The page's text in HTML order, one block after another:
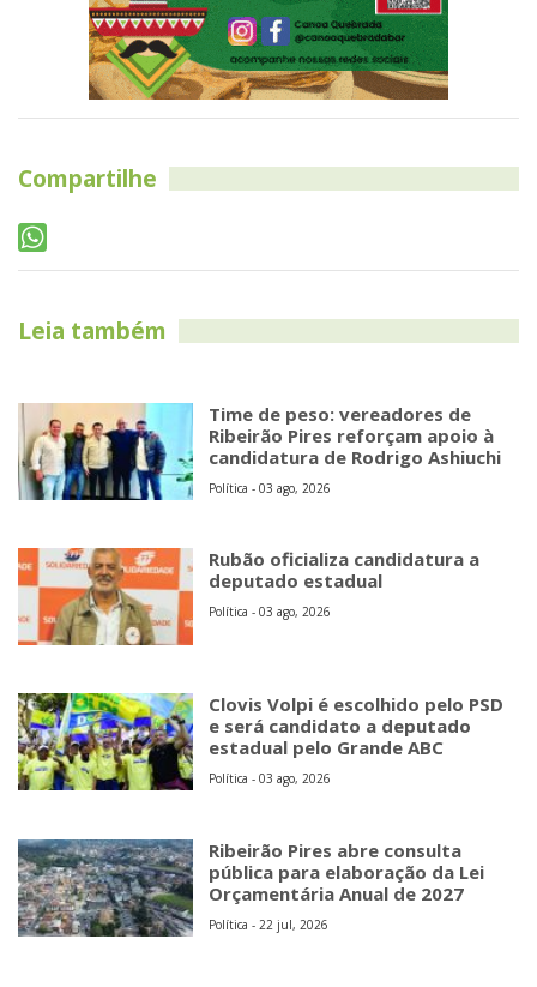
Compartilhe
Leia também
Time de peso: vereadores de
Ribeirão Pires reforçam apoio à
candidatura de Rodrigo Ashiuchi
Política - 03 ago, 2026
Rubão oficializa candidatura a
deputado estadual
Política - 03 ago, 2026
Clovis Volpi é escolhido pelo PSD
e será candidato a deputado
estadual pelo Grande ABC
Política - 03 ago, 2026
Ribeirão Pires abre consulta
pública para elaboração da Lei
Orçamentária Anual de 2027
Política - 22 jul, 2026